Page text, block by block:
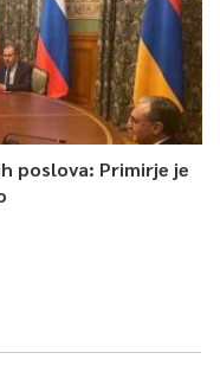
poslova: Primirje je